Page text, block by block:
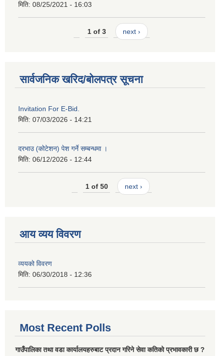
मिति: 08/25/2021 - 16:03
1 of 3 next ›
सार्वजनिक खरिद/बोलपत्र सूचना
Invitation For E-Bid.
मिति: 07/03/2026 - 14:21
दरभाउ (कोटेशन) पेश गर्ने सम्बन्धमा ।
मिति: 06/12/2026 - 12:44
1 of 50 next ›
आय व्यय विवरण
व्ययको विवरण
मिति: 06/30/2018 - 12:36
Most Recent Polls
गाउँपालिका तथा वडा कार्यालयहरुबाट प्रदान गरिने सेवा कतिको प्रभावकारी छ ?